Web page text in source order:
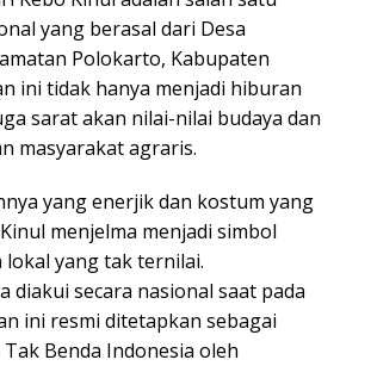
yang berasal dari Desa
Polokarto, Kabupaten
ini tidak hanya menjadi hiburan
sarat akan nilai-nilai budaya dan
masyarakat agraris.
yang enerjik dan kostum yang
menjelma menjadi simbol
lokal yang tak ternilai.
diakui secara nasional saat pada
ini resmi ditetapkan sebagai
Benda Indonesia oleh